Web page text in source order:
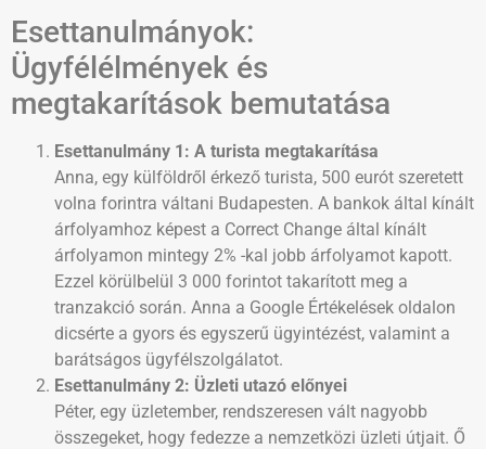
Esettanulmányok:
Ügyfélélmények és
megtakarítások bemutatása
Esettanulmány 1: A turista megtakarítása
Anna, egy külföldről érkező turista, 500 eurót szeretett
volna forintra váltani Budapesten. A bankok által kínált
árfolyamhoz képest a Correct Change által kínált
árfolyamon mintegy 2% -kal jobb árfolyamot kapott.
Ezzel körülbelül 3 000 forintot takarított meg a
tranzakció során. Anna a Google Értékelések oldalon
dicsérte a gyors és egyszerű ügyintézést, valamint a
barátságos ügyfélszolgálatot.
Esettanulmány 2: Üzleti utazó előnyei
Péter, egy üzletember, rendszeresen vált nagyobb
összegeket, hogy fedezze a nemzetközi üzleti útjait. Ő